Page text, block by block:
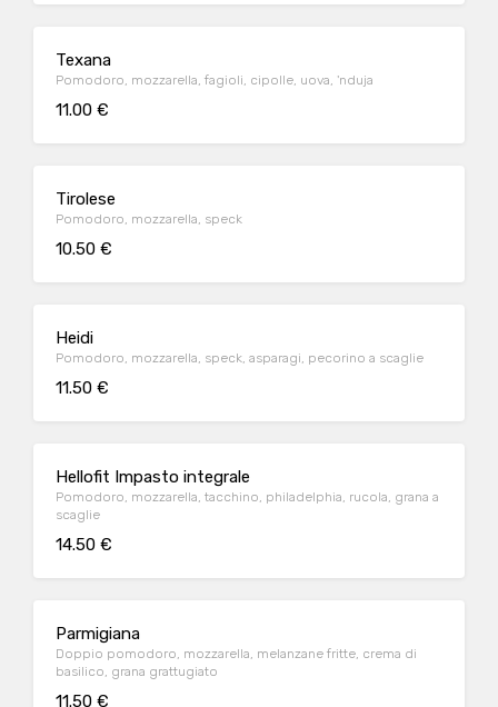
Texana
Pomodoro, mozzarella, fagioli, cipolle, uova, 'nduja
11.00 €
Tirolese
Pomodoro, mozzarella, speck
10.50 €
Heidi
Pomodoro, mozzarella, speck, asparagi, pecorino a scaglie
11.50 €
Hellofit Impasto integrale
Pomodoro, mozzarella, tacchino, philadelphia, rucola, grana a
scaglie
14.50 €
Parmigiana
Doppio pomodoro, mozzarella, melanzane fritte, crema di
basilico, grana grattugiato
11.50 €